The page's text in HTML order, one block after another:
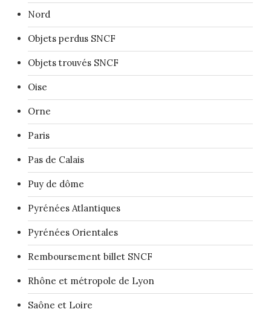
Nord
Objets perdus SNCF
Objets trouvés SNCF
Oise
Orne
Paris
Pas de Calais
Puy de dôme
Pyrénées Atlantiques
Pyrénées Orientales
Remboursement billet SNCF
Rhône et métropole de Lyon
Saône et Loire